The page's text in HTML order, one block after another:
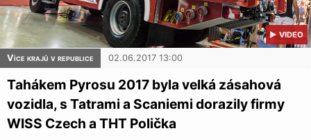
▶ VIDEO
Více krajů v republice 02.06.2017 13:00
Tahákem Pyrosu 2017 byla velká zásahová
vozidla, s Tatrami a Scaniemi dorazily firmy
WISS Czech a THT Polička